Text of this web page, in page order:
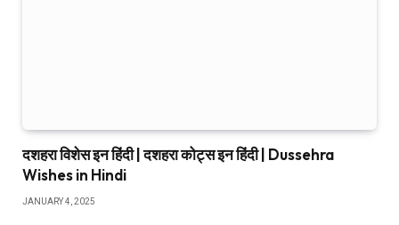
दशहरा विशेस इन हिंदी | दशहरा कोट्स इन हिंदी | Dussehra
Wishes in Hindi
JANUARY 4, 2025